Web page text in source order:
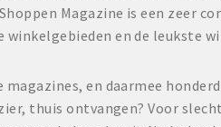
Magazine is een zeer
winkelgebieden en de leukste
magazines, en daarmee
thuis ontvangen? Voor